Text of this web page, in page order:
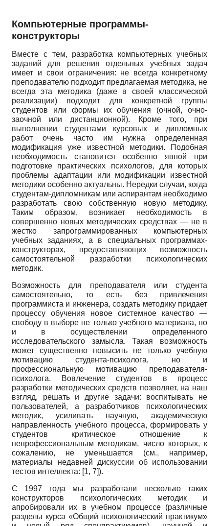
Компьютерные программы-
конструкторы
Вместе с тем, разработка компьютерных учебных
заданий для решения отдельных учебных задач
имеет и свои ограничения: не всегда конкретному
преподавателю подходит предлагаемая методика, не
всегда эта методика (даже в своей классической
реализации) подходит для конкретной группы
студентов или формы их обучения (очной, очно-
заочной или дистанционной). Кроме того, при
выполнении студентами курсовых и дипломных
работ очень часто им нужна определенная
модификация уже известной методики. Подобная
необходимость становится особенно явной при
подготовке практических психологов, для которых
проблемы адаптации или модификации известной
методики особенно актуальны. Нередки случаи, когда
студентам-дипломникам или аспирантам необходимо
разработать свою собственную новую методику.
Таким образом, возникает необходимость в
совершенно новых методических средствах — не в
жестко запрограммированных компьютерных
учебных заданиях, а в специальных программах-
конструкторах, предоставляющих возможность
самостоятельной разработки психологических
методик.
Возможность для преподавателя или студента
самостоятельно, то есть без привлечения
программиста и инженера, создать методику придает
процессу обучения новое системное качество —
свободу в выборе не только учебного материала, но
и в осуществлении определенного
исследовательского замысла. Такая возможность
может существенно повысить не только учебную
мотивацию студента-психолога, но и
профессиональную мотивацию преподавателя-
психолога. Вовлечение студентов в процесс
разработки методических средств позволяет, на наш
взгляд, решать и другие задачи: воспитывать не
пользователей, а разработчиков психологических
методик, усиливать научную, академическую
направленность учебного процесса, формировать у
студентов критическое отношение к
непрофессиональным методикам, число которых, к
сожалению, не уменьшается (см., например,
материалы недавней дискуссии об использовании
тестов интеллекта: [1, 7]).
С 1997 года мы разработали несколько таких
конструкторов психологических методик и
апробировали их в учебном процессе (различные
разделы курса «Общий психологический практикум»